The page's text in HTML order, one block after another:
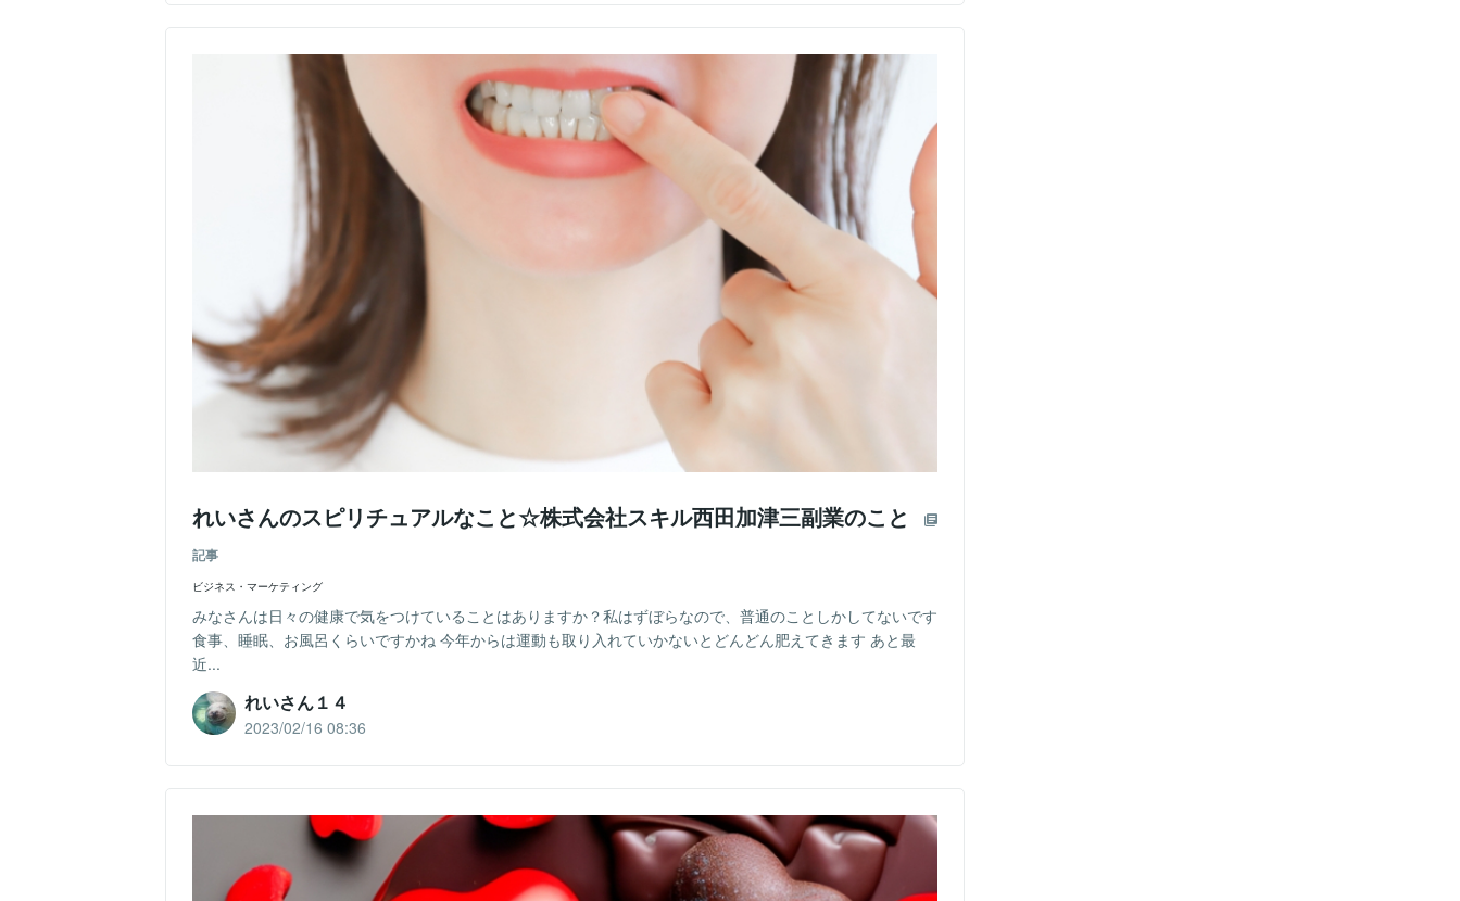
れいさんのスピリチュアルなこと☆株式会社スキル西田加津三副業のこと
記事
ビジネス・マーケティング
みなさんは日々の健康で気をつけていることはありますか？私はずぼらなので、普通のことしかしてないです
食事、睡眠、お風呂くらいですかね 今年からは運動も取り入れていかないとどんどん肥えてきます あと最
近...
れいさん１４
2023/02/16 08:36